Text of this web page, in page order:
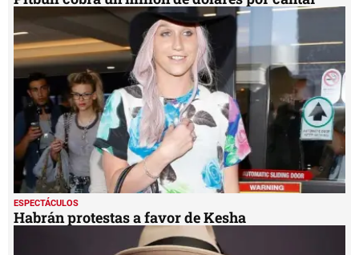
ESPECTÁCULOS
Habrán protestas a favor de Kesha